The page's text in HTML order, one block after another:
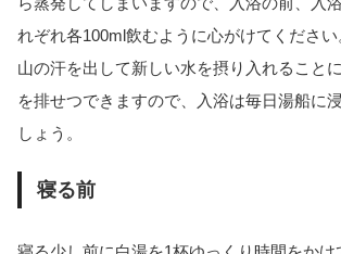
れぞれ各100ml飲むように心がけてくださ
山の汗を出して新しい水を摂り入れること
を排せつできますので、入浴は毎日湯船に
しょう。
寝る前